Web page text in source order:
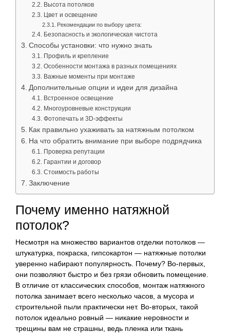
Высота потолков
Цвет и освещение
Рекомендации по выбору цвета:
Безопасность и экологическая чистота
Способы установки: что нужно знать
Профиль и крепление
Особенности монтажа в разных помещениях
Важные моменты при монтаже
Дополнительные опции и идеи для дизайна
Встроенное освещение
Многоуровневые конструкции
Фотопечать и 3D-эффекты
Как правильно ухаживать за натяжным потолком
На что обратить внимание при выборе подрядчика
Проверка репутации
Гарантии и договор
Стоимость работы
Заключение
Почему именно натяжной
потолок?
Несмотря на множество вариантов отделки потолков —
штукатурка, покраска, гипсокартон — натяжные потолки
уверенно набирают популярность. Почему? Во-первых,
они позволяют быстро и без грязи обновить помещение.
В отличие от классических способов, монтаж натяжного
потолка занимает всего несколько часов, а мусора и
строительной пыли практически нет. Во-вторых, такой
потолок идеально ровный — никакие неровности и
трещины вам не страшны, ведь пленка или ткань